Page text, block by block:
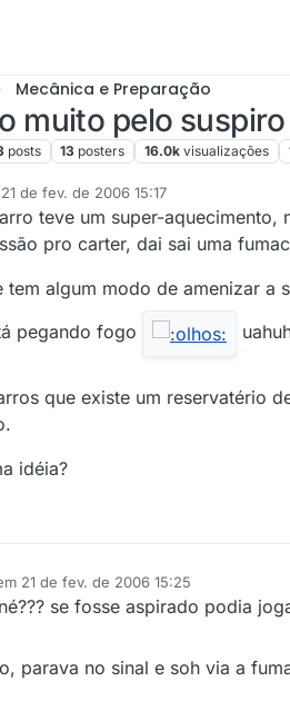
Mecânica e Preparação
muito pelo
posts 13 posters 16.0k visualizações
21 de fev. de 2006 15:17
teve um super-
pro carter, dai sai uma
tem algum modo de amenizar
pegando fogo
que existe um reservatério
idéia?
21 de fev. de 2006 15:25
por
se fosse aspirado podia
parava no sinal e soh via a